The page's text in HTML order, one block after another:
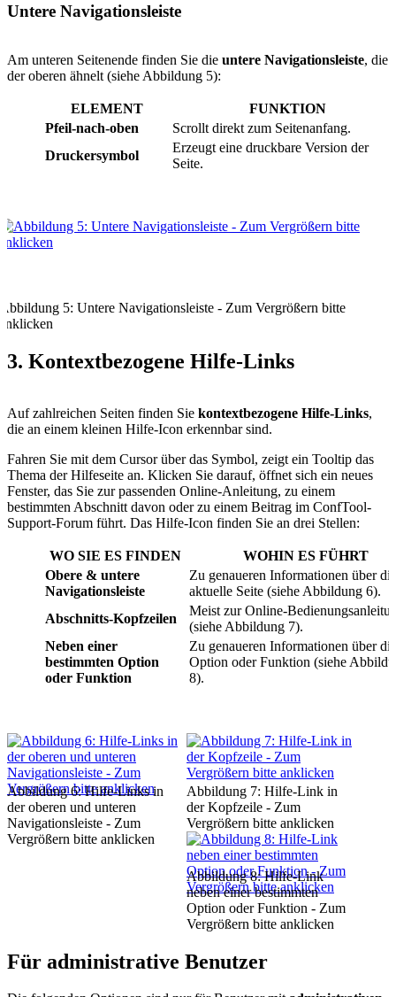
Untere Navigationsleiste
Am unteren Seitenende finden Sie die untere Navigationsleiste, die
der oberen ähnelt (siehe Abbildung 5):
ELEMENT
FUNKTION
Pfeil-nach-oben
Scrollt direkt zum Seitenanfang.
Druckersymbol
Erzeugt eine druckbare Version der
Seite.
Abbildung 5: Untere Navigationsleiste - Zum Vergrößern bitte
anklicken
3. Kontextbezogene Hilfe-Links
Auf zahlreichen Seiten finden Sie kontextbezogene Hilfe-Links,
die an einem kleinen Hilfe-Icon erkennbar sind.
Fahren Sie mit dem Cursor über das Symbol, zeigt ein Tooltip das
Thema der Hilfeseite an. Klicken Sie darauf, öffnet sich ein neues
Fenster, das Sie zur passenden Online-Anleitung, zu einem
bestimmten Abschnitt davon oder zu einem Beitrag im ConfTool-
Support-Forum führt. Das Hilfe-Icon finden Sie an drei Stellen:
WO SIE ES FINDEN
WOHIN ES FÜHRT
Obere & untere
Navigationsleiste
Zu genaueren Informationen über die
aktuelle Seite (siehe Abbildung 6).
Abschnitts-Kopfzeilen
Meist zur Online-
(siehe Abbildung 7).
Neben einer
bestimmten Option
oder Funktion
Zu genaueren Informationen über
Option oder Funktion (siehe
8).
Abbildung 6: Hilfe-Links in
der oberen und unteren
Navigationsleiste - Zum
Vergrößern bitte anklicken
Abbildung 7: Hilfe-Link in
der Kopfzeile - Zum
Vergrößern bitte anklicken
Abbildung 8: Hilfe-Link
neben einer bestimmten
Option oder Funktion - Zum
Vergrößern bitte anklicken
Für administrative Benutzer